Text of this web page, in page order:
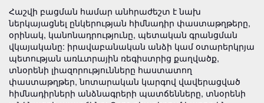
Հաշվի բացման համար անհրաժեշտ է նախ
ներկայացնել ընկերության հիմնադիր փաստաթղթերը,
օրինակ, կանոնադրությունը, պետական գրանցման
վկայականը: իրավաբանական անձի կամ օտարերկրյա
պետության առևտրային ռեգիստրից քաղվածք,
տնօրենի լիազորությունները հաստատող
փաստաթղթեր, նոտարական կարգով վավերացված
հիմնադիրների անձնագրերի պատճենները, տնօրենի